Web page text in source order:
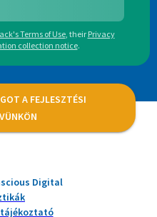
Terms of Use, their Privacy
collection notice.
A FEJLESZTÉSI
Digital